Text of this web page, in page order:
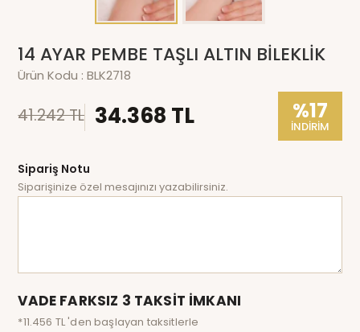
14 AYAR PEMBE TAŞLI ALTIN BİLEKLİK
Ürün Kodu :BLK2718
41.242 TL 34.368 TL %17
İNDİRİM
Sipariş Notu
Siparişinize özel mesajınızı yazabilirsiniz.
VADE FARKSIZ 3 TAKSİT İMKANI
*11.456 TL 'den başlayan taksitlerle